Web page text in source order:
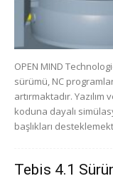
OPEN MIND
sürümü, NC
artırmaktadır.
koduna dayalı
başlıkları
Tebis 4.1